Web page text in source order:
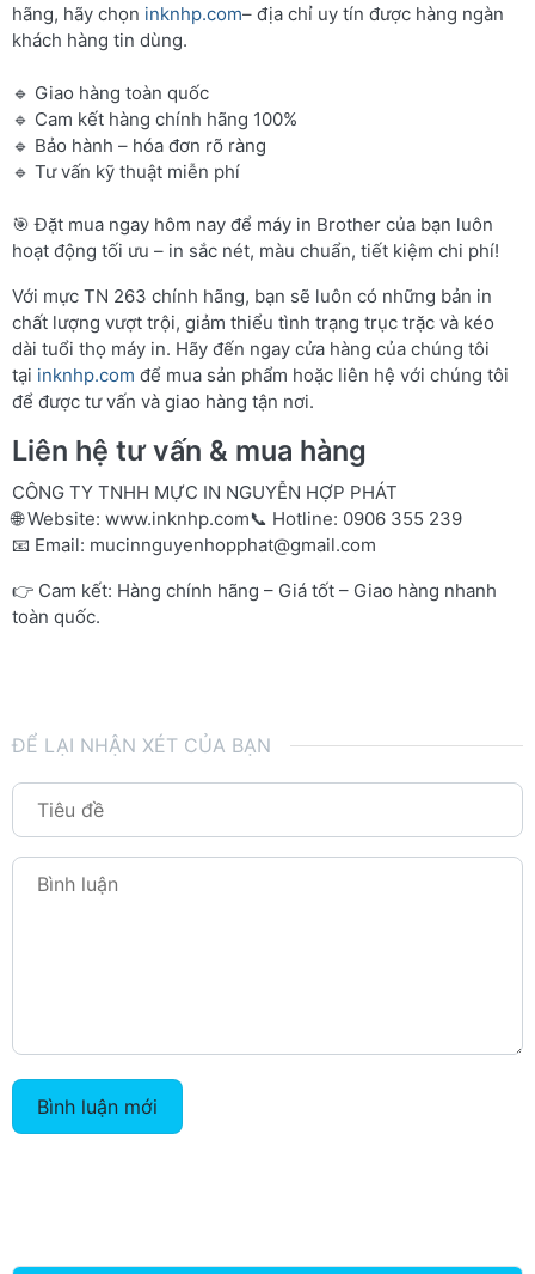
hãng, hãy chọn inknhp.com– địa chỉ uy tín được hàng ngàn
khách hàng tin dùng.
🔹 Giao hàng toàn quốc
🔹 Cam kết hàng chính hãng 100%
🔹 Bảo hành – hóa đơn rõ ràng
🔹 Tư vấn kỹ thuật miễn phí
🎯 Đặt mua ngay hôm nay để máy in Brother của bạn luôn
hoạt động tối ưu – in sắc nét, màu chuẩn, tiết kiệm chi phí!
Với mực TN 263 chính hãng, bạn sẽ luôn có những bản in
chất lượng vượt trội, giảm thiểu tình trạng trục trặc và kéo
dài tuổi thọ máy in. Hãy đến ngay cửa hàng của chúng tôi
tại inknhp.com để mua sản phẩm hoặc liên hệ với chúng tôi
để được tư vấn và giao hàng tận nơi.
Liên hệ tư vấn & mua hàng
CÔNG TY TNHH MỰC IN NGUYỄN HỢP PHÁT
🌐 Website: www.inknhp.com📞 Hotline: 0906 355 239
📧 Email: mucinnguyenhopphat@gmail.com
👉 Cam kết: Hàng chính hãng – Giá tốt – Giao hàng nhanh
toàn quốc.
ĐỂ LẠI NHẬN XÉT CỦA BẠN
Bình luận mới